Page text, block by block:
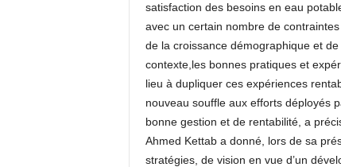
satisfaction des besoins en eau
avec un certain nombre de
de la croissance démographique et
contexte,les bonnes pratiques et
lieu à dupliquer ces expériences
nouveau souffle aux efforts déployés
bonne gestion et de rentabilité, a
Ahmed Kettab a donné, lors de sa
stratégies, de vision en vue d’un